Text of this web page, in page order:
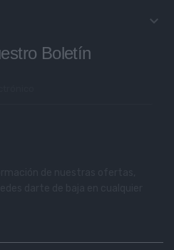
keyboard_arrow_down
Boletín